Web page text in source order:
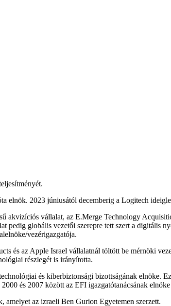
elnök. 2023 júniusától decemberig a Logitech
akvizíciós vállalat, az E.Merge Technology
globális vezetői szerepre tett szert a digitális
vezérigazgatója.
és az Apple Israel vállalatnál töltött be mérnöki
részlegét is irányította.
és kiberbiztonsági bizottságának elnöke.
és 2007 között az EFI igazgatótanácsának
az izraeli Ben Gurion Egyetemen szerzett.